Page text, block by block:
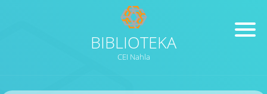
BIBLIOTEKA
CEI Nahla